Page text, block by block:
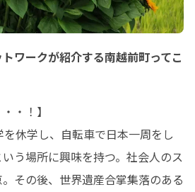
ワークが紹介する南越前町ってこ
・！】
休学し、自転車で日本一周をし
う場所に興味を持つ。社会人のス
その後、世界遺産合掌集落のある